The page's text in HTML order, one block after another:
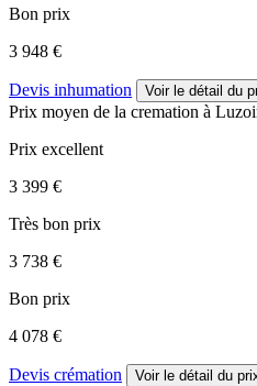
Bon prix
3 948 €
Devis inhumation Voir le détail du
Prix moyen de la cremation à
Prix excellent
3 399 €
Très bon prix
3 738 €
Bon prix
4 078 €
Devis crémation Voir le détail du